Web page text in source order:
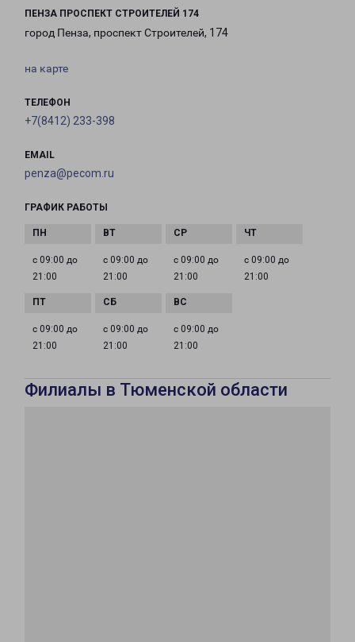
ПЕНЗА ПРОСПЕКТ СТРОИТЕЛЕЙ 174
город Пенза, проспект Строителей, 174
на карте
ТЕЛЕФОН
+7(8412) 233-398
EMAIL
penza@pecom.ru
ГРАФИК РАБОТЫ
с 09:00 до
21:00
с 09:00 до
21:00
с 09:00 до
21:00
с 09:00 до
21:00
с 09:00 до
21:00
с 09:00 до
21:00
с 09:00 до
21:00
Филиалы в Тюменской области